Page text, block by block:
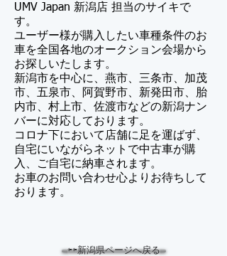
UMV Japan 新潟店 担当のサイキで
す。
​ユーザー様が購入したい車種条件のお
車を全国各地のオークション会場から
お探しいたします。
新潟市を中心に、燕市、三条市、加茂
市、五泉市、阿賀野市、新発田市、胎
内市、村上市、佐渡市などの新潟ナン
バーに対応しております。
コロナ下において店舗に足を運ばず、
自宅にいながらネットで中古車が購
入、ご自宅に納車されます。
​お車のお問い合わせ心よりお待ちして
おります。
⇦⇦新潟県ページへ戻る